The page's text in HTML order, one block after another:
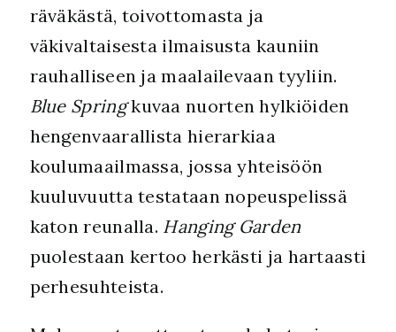
räväkästä, toivottomasta ja
väkivaltaisesta ilmaisusta kauniin
rauhalliseen ja maalailevaan tyyliin.
Blue Springkuvaa nuorten hylkiöiden
hengenvaarallista hierarkiaa
koulumaailmassa, jossa yhteisöön
kuuluvuutta testataan nopeuspelissä
katon reunalla. Hanging Garden
puolestaan kertoo herkästi ja hartaasti
perhesuhteista.